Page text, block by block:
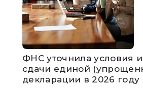
ФНС уточнила условия
сдачи единой
декларации в 2026 году